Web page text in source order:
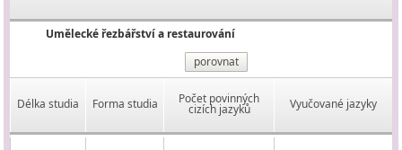
Umělecké řezbářství a restaurování
porovnat
Délka studia Forma studia Počet povinných
cizích jazyků Vyučované jazyky